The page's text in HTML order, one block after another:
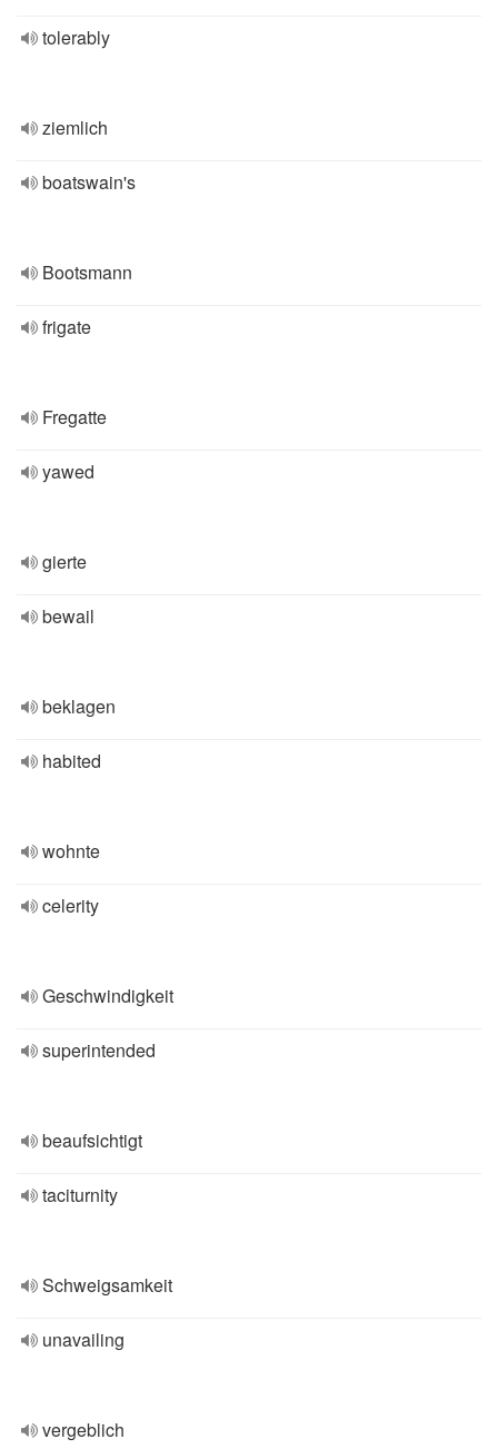
tolerably
ziemlich
boatswain's
Bootsmann
frigate
Fregatte
yawed
gierte
bewail
beklagen
habited
wohnte
celerity
Geschwindigkeit
superintended
beaufsichtigt
taciturnity
Schweigsamkeit
unavailing
vergeblich